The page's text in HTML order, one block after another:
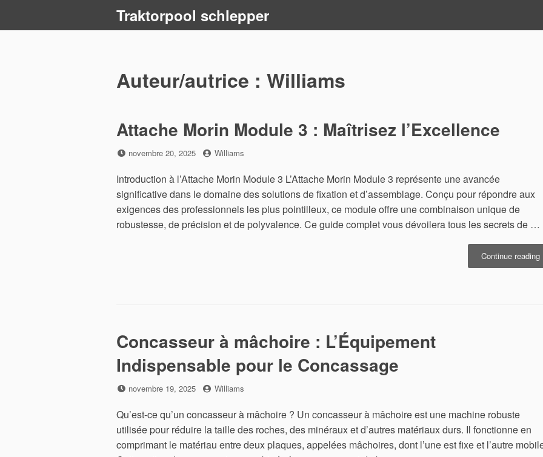
Traktorpool schlepper
Auteur/autrice : Williams
Attache Morin Module 3 : Maîtrisez l’Excellence
Posted
novembre 20, 2025 by
Williams
Introduction à l’Attache Morin Module 3 L’Attache Morin Module 3 représente une avancée
significative dans le domaine des solutions de fixation et d’assemblage. Conçu pour répondre aux
exigences des professionnels les plus pointilleux, ce module offre une combinaison unique de
robustesse, de précision et de polyvalence. Ce guide complet vous dévoilera tous les secrets de …
Continue reading
Concasseur à mâchoire : L’Équipement
Indispensable pour le Concassage
Posted
novembre 19, 2025 by
Williams
Qu’est-ce qu’un concasseur à mâchoire ? Un concasseur à mâchoire est une machine robuste
utilisée pour réduire la taille des roches, des minéraux et d’autres matériaux durs. Il fonctionne en
comprimant le matériau entre deux plaques, appelées mâchoires, dont l’une est fixe et l’autre